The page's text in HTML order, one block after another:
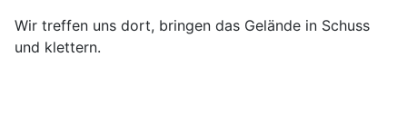
Wir treffen uns dort, bringen das Gelände in Schuss
und klettern.